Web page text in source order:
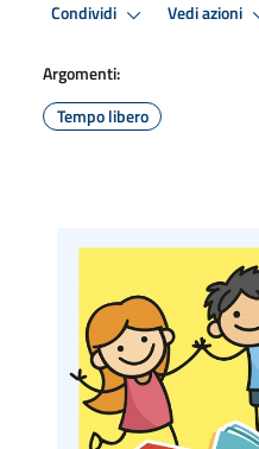
Condividi Vedi azioni
Argomenti:
Tempo libero